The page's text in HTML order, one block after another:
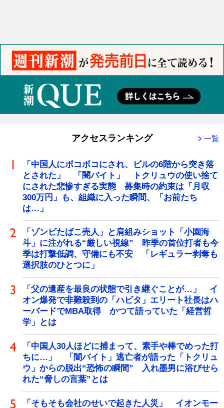
アクセスランキング 一覧
「中国人にボコボコにされ、ビルの6階から突き落
とされた」 「闇バイト」 トクリュウの使い捨て
にされた悲惨すぎる実態 募集時の約束は「月収
300万円」も、組織に入った瞬間、「お前たち
は…」
「ゾンビたばこ売人」と肩組みショット「小園海
斗」に注がれる“厳しい視線” 昨季の首位打者も今
季は打撃低調、守備にも不安 「レギュラー剥奪も
選択肢のひとつに」
「父の遺産を最良の状態で引き継ぐことが…」 イ
オン爆発で非難殺到の「ハビタ」エリート社長はハ
ーバードでMBA取得 かつて語っていた「経営哲
学」とは
「中国人30人ほどに捕まって、素手や棒でめった打
ちに…」 「闇バイト」逃亡者が語った「トクリュ
ウ」からの脱出“恐怖の瞬間” 入れ墨男に浴びせら
れた“脅しの言葉”とは
「そもそも会社のせいで起きた人災」 イオンモー